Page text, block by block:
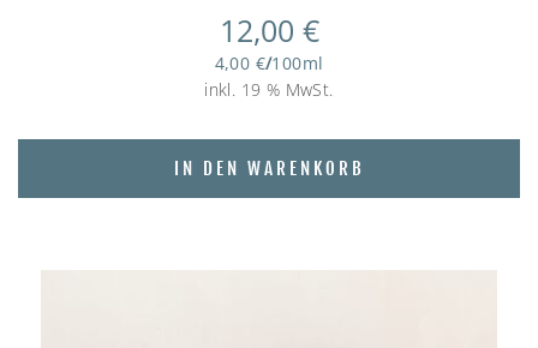
12,00 €
4,00 €/100ml
inkl. 19 % MwSt.
IN DEN WARENKORB